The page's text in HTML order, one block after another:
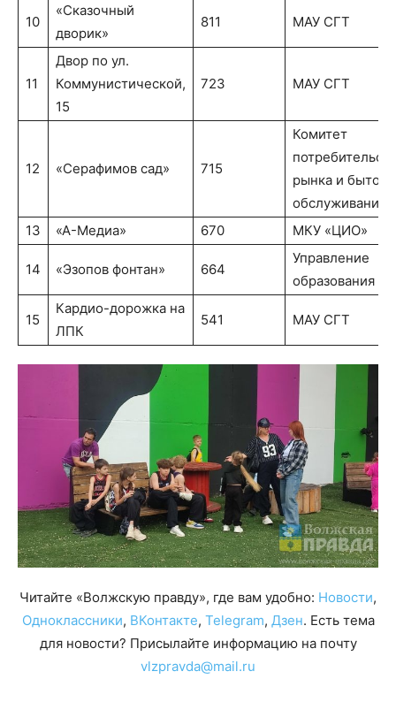
10
«Сказочный
дворик»
811 МАУ СГТ
11
Двор по ул.
Коммунистической,
15
723 МАУ СГТ
12 «Серафимов сад» 715
Комитет
рынка и
обслуживания
13
«А-Медиа» 670 МКУ «ЦИО»
14 «Эзопов фонтан» 664
Управление
образования
15
Кардио-дорожка на
ЛПК
541 МАУ СГТ
Читайте «Волжскую правду», где вам удобно: Новости,
Одноклассники, ВКонтакте, Telegram, Дзен. Есть тема
для новости? Присылайте информацию на почту
vlzpravda@mail.ru